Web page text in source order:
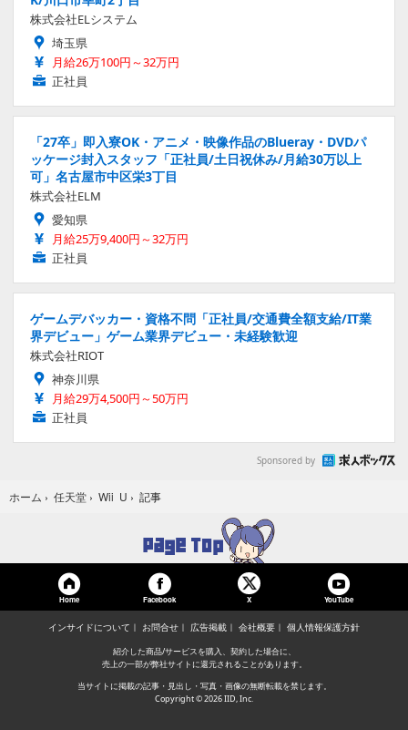
株式会社ELシステム
埼玉県
月給26万100円～32万円
正社員
「27卒」即入寮OK・アニメ・映像作品のBlueray・DVDパ
ッケージ封入スタッフ「正社員/土日祝休み/月給30万以上
可」名古屋市中区栄3丁目
株式会社ELM
愛知県
月給25万9,400円～32万円
正社員
ゲームデバッカー・資格不問「正社員/交通費全額支給/IT業
界デビュー」ゲーム業界デビュー・未経験歓迎
株式会社RIOT
神奈川県
月給29万4,500円～50万円
正社員
Sponsored by
ホーム › 任天堂 › Wii U › 記事
Home Facebook X YouTube
インサイドについて お問合せ 広告掲載 会社概要 個人情報保護方針
紹介した商品/サービスを購入、契約した場合に、
売上の一部が弊社サイトに還元されることがあります。
当サイトに掲載の記事・見出し・写真・画像の無断転載を禁じます。
Copyright © 2026 IID, Inc.